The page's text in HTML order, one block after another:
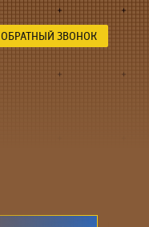
ОБРАТНЫЙ ЗВОНОК